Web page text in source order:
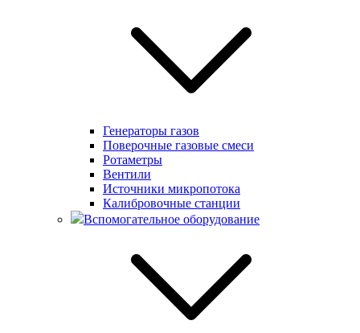
Генераторы газов
Поверочные газовые смеси
Ротаметры
Вентили
Источники микропотока
Калибровочные станции
Вспомогательное оборудование